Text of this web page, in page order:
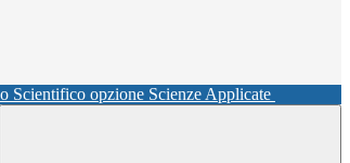
Scientifico opzione Scienze Applicate